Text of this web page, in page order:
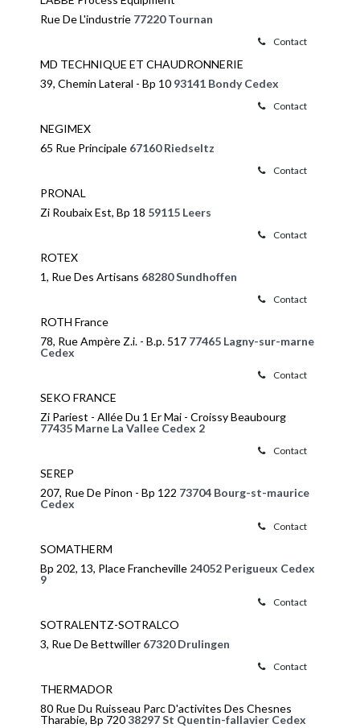
Rue De L'industrie 77220 Tournan
Contact
MD TECHNIQUE ET CHAUDRONNERIE
39, Chemin Lateral - Bp 10 93141 Bondy Cedex
Contact
NEGIMEX
65 Rue Principale 67160 Riedseltz
Contact
PRONAL
Zi Roubaix Est, Bp 18 59115 Leers
Contact
ROTEX
1, Rue Des Artisans 68280 Sundhoffen
Contact
ROTH France
78, Rue Ampère Z.i. - B.p. 517 77465 Lagny-sur-marne
Cedex
Contact
SEKO FRANCE
Zi Pariest - Allée Du 1 Er Mai - Croissy Beaubourg
77435 Marne La Vallee Cedex 2
Contact
SEREP
207, Rue De Pinon - Bp 122 73704 Bourg-st-maurice
Cedex
Contact
SOMATHERM
Bp 202, 13, Place Francheville 24052 Perigueux Cedex
9
Contact
SOTRALENTZ-SOTRALCO
3, Rue De Bettwiller 67320 Drulingen
Contact
THERMADOR
80 Rue Du Ruisseau Parc D'activites Des Chesnes
Tharabie, Bp 72038297 St Quentin-fallavier Cedex